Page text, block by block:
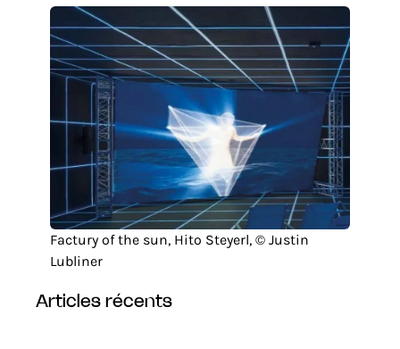
Factury of the sun, Hito Steyerl, © Justin
Lubliner
articles récents